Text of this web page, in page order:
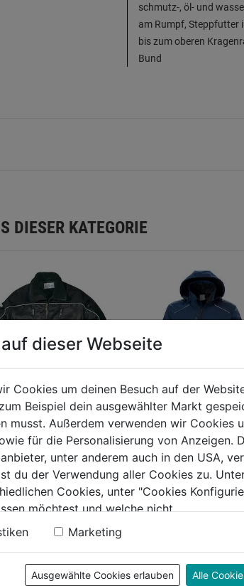
schmutz-, öl- und
am Rumpf, Steppfutter
bis zum oberen
Bund
DIESER KATEGORIE
100498
0.0 (0)
Winter
FUSION 4060
0.0
von
174,99€
dieser Webseite
Cookies um deinen Besuch auf der
Beispiel dein ausgewählter Markt
musst. Außerdem verwenden wir Cookies
für die Personalisierung von Anzeigen.
unter anderem auch in den USA,
du der Verwendung aller Cookies zu.
Cookies, unter "Cookies
möchtest und welche nicht.
Marketing
Ausgewählte Cookies erlauben Alle